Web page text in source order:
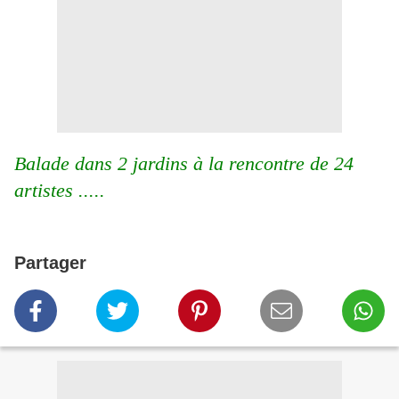
Balade dans 2 jardins à la rencontre de 24
artistes .....
Partager